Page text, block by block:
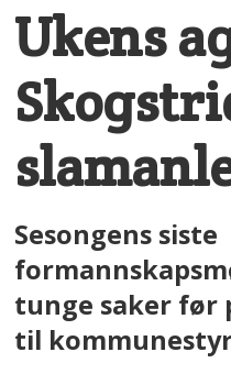
Ukens
Sesongens siste
tunge saker før
til